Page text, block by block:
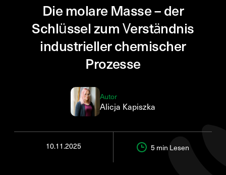
Die molare Masse – der
Schlüssel zum Verständnis
industrieller chemischer
Prozesse
Autor
Alicja Kapiszka
10.11.2025 5 min Lesen